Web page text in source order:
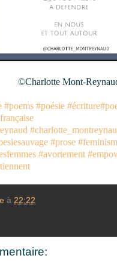
©Charlotte Mont-
#poems #poésie #écriture
#prose
#avortement
à 22:22